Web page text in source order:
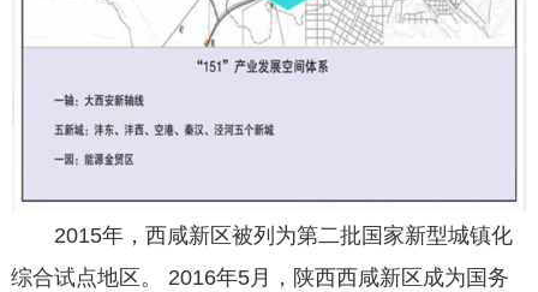
2015年，西咸新区被列为第二批国家新型城镇化
综合试点地区。 2016年5月，陕西西咸新区成为国务